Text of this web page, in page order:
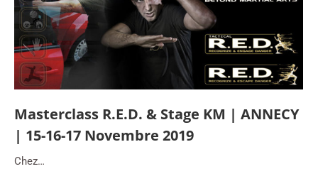
Masterclass R.E.D. & Stage KM | ANNECY
| 15-16-17 Novembre 2019
Chez…